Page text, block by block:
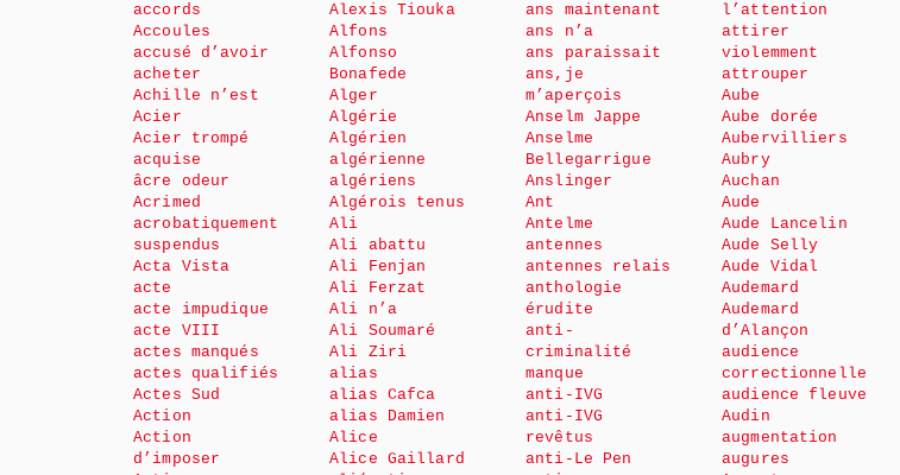
accords
Accoules
accusé d’avoir
acheter
Achille n’est
Acier
Acier trompé
acquise
âcre odeur
Acrimed
acrobatiquement
suspendus
Acta Vista
acte
acte impudique
acte VIII
actes manqués
actes qualifiés
Actes Sud
Action
Action
d’imposer
Alexis Tiouka
Alfons
Alfonso
Bonafede
Alger
Algérie
Algérien
algérienne
algériens
Algérois tenus
Ali
Ali abattu
Ali Fenjan
Ali Ferzat
Ali n’a
Ali Soumaré
Ali Ziri
alias
alias Cafca
alias Damien
Alice
Alice Gaillard
ans maintenant
ans n’a
ans paraissait
ans,je
m’aperçois
Anselm Jappe
Anselme
Bellegarrigue
Anslinger
Ant
Antelme
antennes
antennes relais
anthologie
érudite
anti-
criminalité
manque
anti-IVG
anti-IVG
revêtus
anti-Le Pen
l’attention
attirer
violemment
attrouper
Aube
Aube dorée
Aubervilliers
Aubry
Auchan
Aude
Aude Lancelin
Aude Selly
Aude Vidal
Audemard
Audemard
d’Alançon
audience
correctionnelle
audience fleuve
Audin
augmentation
augures